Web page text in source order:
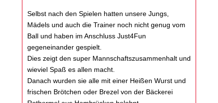
Selbst nach den Spielen hatten unsere Jungs,
Mädels und auch die Trainer noch nicht genug vom
Ball und haben im Anschluss Just4Fun
gegeneinander gespielt.
Dies zeigt den super Mannschaftszusammenhalt und
wieviel Spaß es allen macht.
Danach wurden sie alle mit einer Heißen Wurst und
frischen Brötchen oder Brezel von der Bäckerei